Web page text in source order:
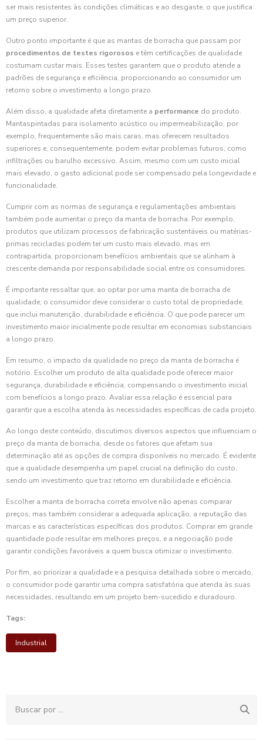
ser mais resistentes às condições climáticas e ao desgaste, o que justifica
um preço superior.
Outro ponto importante é que as mantas de borracha que passam por
procedimentos de testes rigorosos e têm certificações de qualidade
costumam custar mais. Esses testes garantem que o produto atende a
padrões de segurança e eficiência, proporcionando ao consumidor um
retorno sobre o investimento a longo prazo.
Além disso, a qualidade afeta diretamente a performance do produto.
Mantaspintadas para isolamento acústico ou impermeabilização, por
exemplo, frequentemente são mais caras, mas oferecem resultados
superiores e, consequentemente, podem evitar problemas futuros, como
infiltrações ou barulho excessivo. Assim, mesmo com um custo inicial
mais elevado, o gasto adicional pode ser compensado pela longevidade e
funcionalidade.
Cumprir com as normas de segurança e regulamentações ambientais
também pode aumentar o preço da manta de borracha. Por exemplo,
produtos que utilizam processos de fabricação sustentáveis ou matérias-
primas recicladas podem ter um custo mais elevado, mas em
contrapartida, proporcionam benefícios ambientais que se alinham à
crescente demanda por responsabilidade social entre os consumidores.
É importante ressaltar que, ao optar por uma manta de borracha de
qualidade, o consumidor deve considerar o custo total de propriedade,
que inclui manutenção, durabilidade e eficiência. O que pode parecer um
investimento maior inicialmente pode resultar em economias substanciais
a longo prazo.
Em resumo, o impacto da qualidade no preço da manta de borracha é
notório. Escolher um produto de alta qualidade pode oferecer maior
segurança, durabilidade e eficiência, compensando o investimento inicial
com benefícios a longo prazo. Avaliar essa relação é essencial para
garantir que a escolha atenda às necessidades específicas de cada projeto.
Ao longo deste conteúdo, discutimos diversos aspectos que influenciam o
preço da manta de borracha, desde os fatores que afetam sua
determinação até as opções de compra disponíveis no mercado. É evidente
que a qualidade desempenha um papel crucial na definição do custo,
sendo um investimento que traz retorno em durabilidade e eficiência.
Escolher a manta de borracha correta envolve não apenas comparar
preços, mas também considerar a adequada aplicação, a reputação das
marcas e as características específicas dos produtos. Comprar em grande
quantidade pode resultar em melhores preços, e a negociação pode
garantir condições favoráveis a quem busca otimizar o investimento.
Por fim, ao priorizar a qualidade e a pesquisa detalhada sobre o mercado,
o consumidor pode garantir uma compra satisfatória que atenda às suas
necessidades, resultando em um projeto bem-sucedido e duradouro.
Tags:
Industrial